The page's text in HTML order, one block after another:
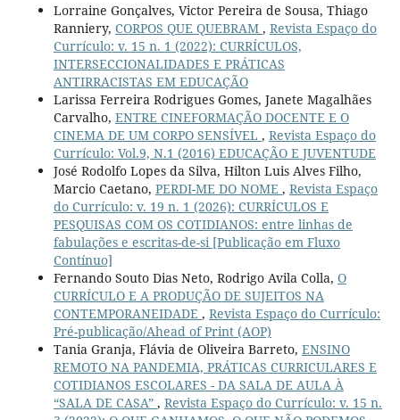
Lorraine Gonçalves, Victor Pereira de Sousa, Thiago
Ranniery, CORPOS QUE QUEBRAM , Revista Espaço do
Currículo: v. 15 n. 1 (2022): CURRÍCULOS,
INTERSECCIONALIDADES E PRÁTICAS
ANTIRRACISTAS EM EDUCAÇÃO
Larissa Ferreira Rodrigues Gomes, Janete Magalhães
Carvalho, ENTRE CINEFORMAÇÃO DOCENTE E O
CINEMA DE UM CORPO SENSÍVEL , Revista Espaço do
Currículo: Vol.9, N.1 (2016) EDUCAÇÃO E JUVENTUDE
José Rodolfo Lopes da Silva, Hilton Luis Alves Filho,
Marcio Caetano, PERDI-ME DO NOME , Revista Espaço
do Currículo: v. 19 n. 1 (2026): CURRÍCULOS E
PESQUISAS COM OS COTIDIANOS: entre linhas de
fabulações e escritas-de-si [Publicação em Fluxo
Contínuo]
Fernando Souto Dias Neto, Rodrigo Avila Colla, O
CURRÍCULO E A PRODUÇÃO DE SUJEITOS NA
CONTEMPORANEIDADE , Revista Espaço do Currículo:
Pré-publicação/Ahead of Print (AOP)
Tania Granja, Flávia de Oliveira Barreto, ENSINO
REMOTO NA PANDEMIA, PRÁTICAS CURRICULARES E
COTIDIANOS ESCOLARES - DA SALA DE AULA À
“SALA DE CASA” , Revista Espaço do Currículo: v. 15 n.